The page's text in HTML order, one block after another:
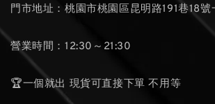
門市地址：桃園市桃園區昆明路191巷18號
營業時間：12:30～21:30
🏆一個就出 現貨可直接下單 不用等